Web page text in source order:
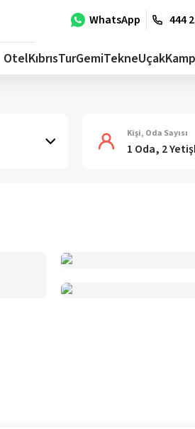
WhatsApp 444
OtelKıbrısTurGemiTekneUçak
Kişi, Oda Sayısı
1 Oda, 2